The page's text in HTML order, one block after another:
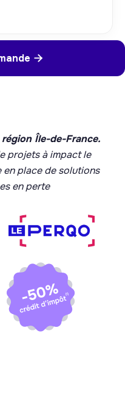

Île-de-France.
projets à impact le
en place de solutions
en perte